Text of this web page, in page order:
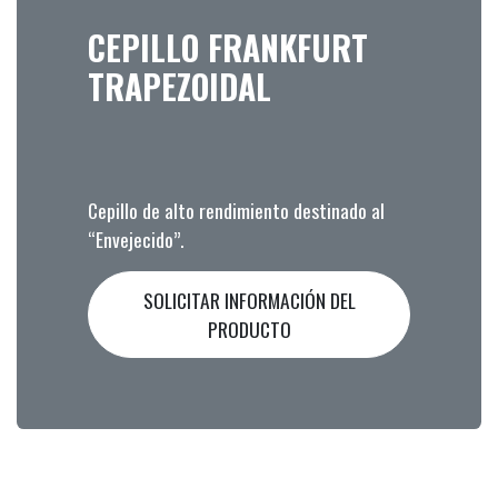
CEPILLO FRANKFURT
TRAPEZOIDAL
Cepillo de alto rendimiento destinado al
“Envejecido”.
SOLICITAR INFORMACIÓN DEL
PRODUCTO